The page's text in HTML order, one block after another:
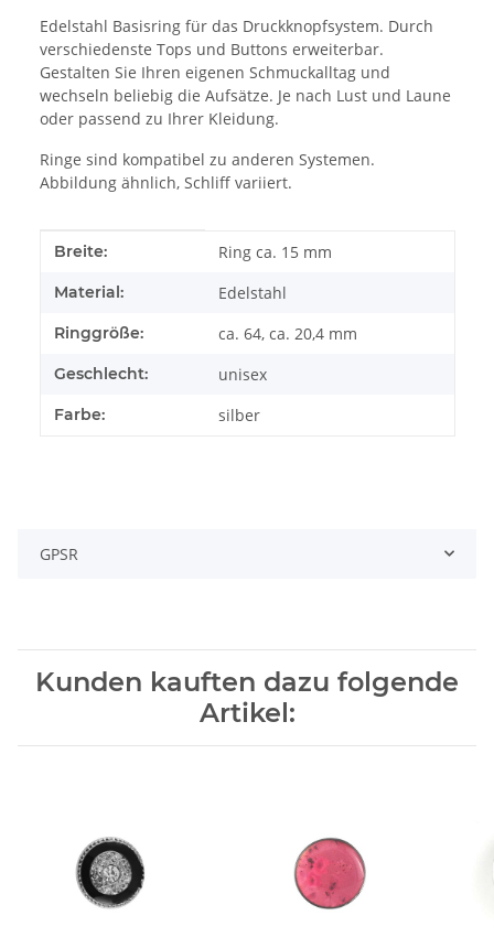
Edelstahl Basisring für das Druckknopfsystem. Durch
verschiedenste Tops und Buttons erweiterbar.
Gestalten Sie Ihren eigenen Schmuckalltag und
wechseln beliebig die Aufsätze. Je nach Lust und Laune
oder passend zu Ihrer Kleidung.
Ringe sind kompatibel zu anderen Systemen.
Abbildung ähnlich, Schliff variiert.
Produkteigenschaft
Wert
Breite: Ring ca. 15 mm
Material: Edelstahl
Ringgröße: ca. 64, ca. 20,4 mm
Geschlecht: unisex
Farbe: silber
GPSR
Kunden kauften dazu folgende
Artikel: